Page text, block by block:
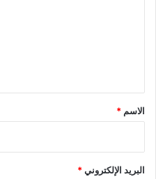
*
الاسم *
البريد الإلكتروني*